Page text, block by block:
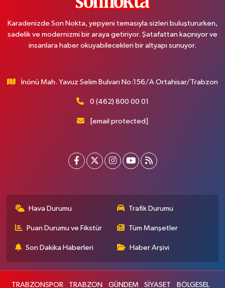
Karadenizde Son Nokta, yepyeni temasıyla sizleri buluştururken,
sadelik ve modernizmi bir araya getiriyor. Şatafattan kaçınıyor ve
insanlara haber okuyabilecekleri bir altyapı sunuyor.
İnönü Mah. Yavuz Selim Bulvarı No:156/A Ortahisar/Trabzon
0 (462) 800 00 01
[email protected]
Hava Durumu Trafik Durumu
Puan Durumu ve Fikstür Tüm Manşetler
Son Dakika Haberleri Haber Arşivi
TRABZONSPOR TRABZON GÜNDEM SİYASET BÖLGESEL